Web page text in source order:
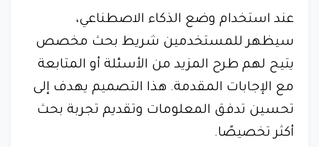
عند استخدام وضع الذكاء الاصطناعي،
سيظهر للمستخدمين شريط بحث مخصص
يتيح لهم طرح المزيد من الأسئلة أو المتابعة
مع الإجابات المقدمة. هذا التصميم يهدف إلى
تحسين تدفق المعلومات وتقديم تجربة بحث
أكثر تخصيصًا.